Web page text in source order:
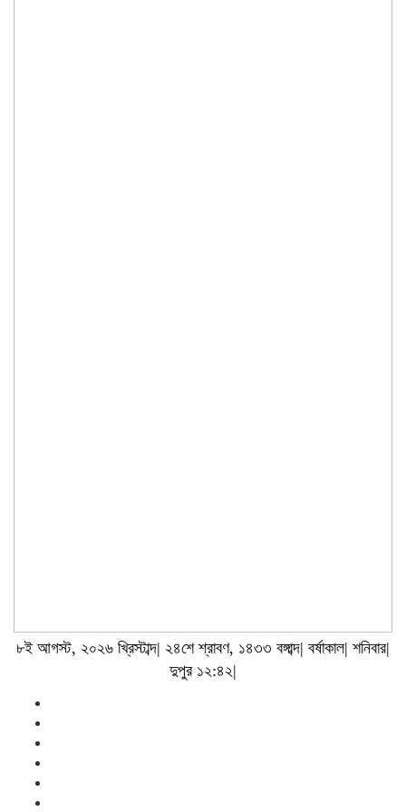
৮ই আগস্ট, ২০২৬ খ্রিস্টাব্দ| ২৪শে শ্রাবণ, ১৪৩৩ বঙ্গাব্দ| বর্ষাকাল| শনিবার|
দুপুর ১২:৪২|